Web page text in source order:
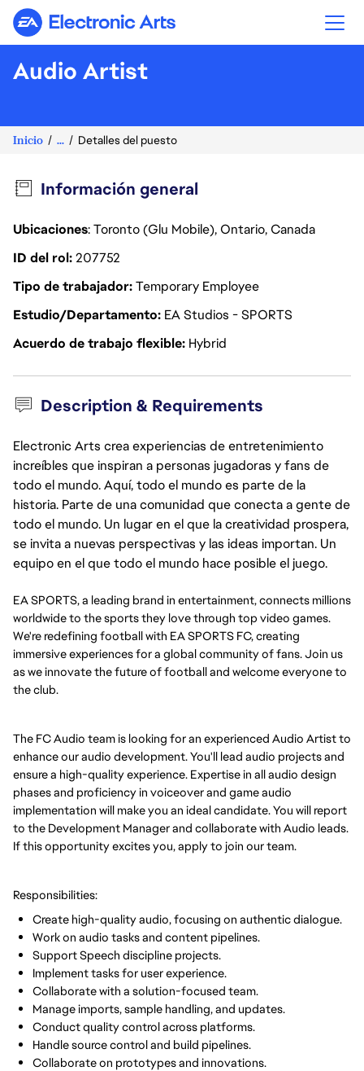
Electronic Arts
Audio Artist
Inicio ... Detalles del puesto
Información general
Ubicaciones: Toronto (Glu Mobile), Ontario, Canada
ID del rol207752
Tipo de trabajadorTemporary Employee
Estudio/Departamento EA Studios - SPORTS
Acuerdo de trabajo flexible Hybrid
Description & Requirements
Electronic Arts crea experiencias de entretenimiento
increíbles que inspiran a personas jugadoras y fans de
todo el mundo. Aquí, todo el mundo es parte de la
historia. Parte de una comunidad que conecta a gente de
todo el mundo. Un lugar en el que la creatividad prospera,
se invita a nuevas perspectivas y las ideas importan. Un
equipo en el que todo el mundo hace posible el juego.
EA SPORTS, a leading brand in entertainment, connects millions
worldwide to the sports they love through top video games.
We're redefining football with EA SPORTS FC, creating
immersive experiences for a global community of fans. Join us
as we innovate the future of football and welcome everyone to
the club.
The FC Audio team is looking for an experienced Audio Artist to
enhance our audio development. You'll lead audio projects and
ensure a high-quality experience. Expertise in all audio design
phases and proficiency in voiceover and game audio
implementation will make you an ideal candidate. You will report
to the Development Manager and collaborate with Audio leads.
If this opportunity excites you, apply to join our team.
Responsibilities:
Create high-quality audio, focusing on authentic dialogue.
Work on audio tasks and content pipelines.
Support Speech discipline projects.
Implement tasks for user experience.
Collaborate with a solution-focused team.
Manage imports, sample handling, and updates.
Conduct quality control across platforms.
Handle source control and build pipelines.
Collaborate on prototypes and innovations.